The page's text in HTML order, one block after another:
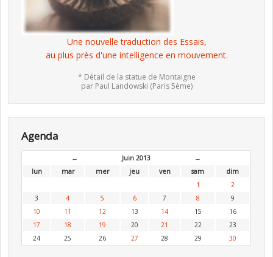
Une nouvelle traduction des Essais,
au plus près d'une intelligence en mouvement.
* Détail de la statue de Montaigne
par Paul Landowski (Paris 5ème)
Agenda
← Juin 2013
→
lun
mar mer jeu ven sam
dim
1
2
3
4 5 6 7 8
9
10
11 12 13 14 15
16
17
18 19 20 21 22
23
24
25 26 27 28 29 30